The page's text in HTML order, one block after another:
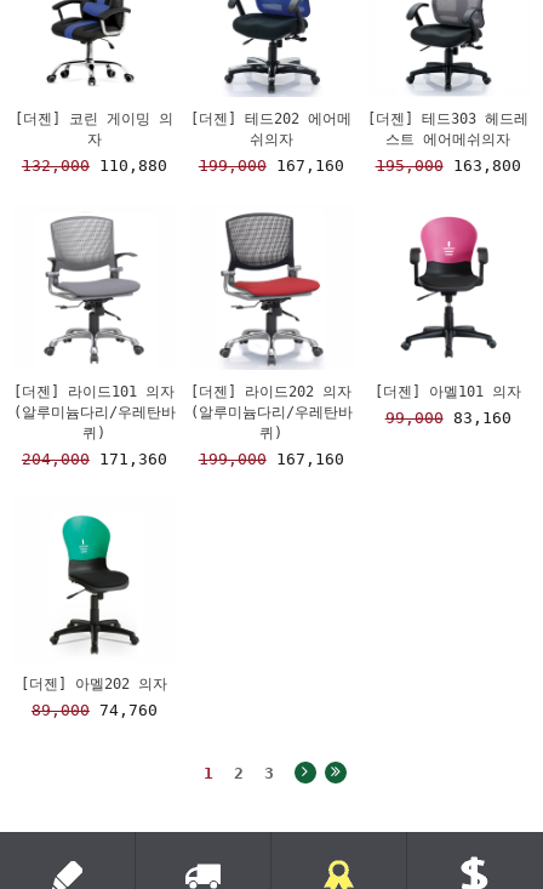
[더젠] 코린 게이밍 의
자
132,000110,880
[더젠] 테드202 에어메
쉬의자
199,000167,160
[더젠] 테드303 헤드레
스트 에어메쉬의자
195,000163,800
[더젠] 라이드101 의자
(알루미늄다리/우레탄바
퀴)
204,000171,360
[더젠] 라이드202 의자
(알루미늄다리/우레탄바
퀴)
199,000167,160
[더젠] 아멜101 의자
99,00083,160
[더젠] 아멜202 의자
89,00074,760
1 2 3